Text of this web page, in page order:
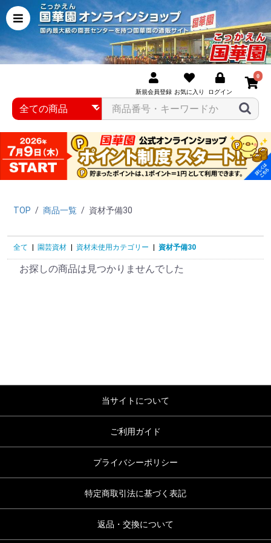
新規会員登録 お気に入り ログイン
0
TOP / 商品一覧 / 資材予備30
全て | 園芸資材 | 資材未使用カテゴリー | 資材予備30
お探しの商品は見つかりませんでした
当サイトについて
ご利用ガイド
プライバシーポリシー
特定商取引法に基づく表記
返品・交換について